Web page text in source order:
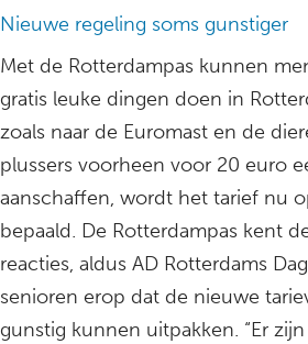
Nieuwe regeling soms gunstiger
Met de Rotterdampas kunnen
gratis leuke dingen doen in
zoals naar de Euromast en de
plussers voorheen voor 20 euro
aanschaffen, wordt het tarief nu
bepaald. De Rotterdampas kent
reacties, aldus AD Rotterdams
senioren erop dat de nieuwe
gunstig kunnen uitpakken. “Er